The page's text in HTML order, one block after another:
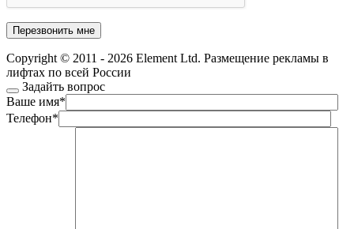
Copyright © 2011 - 2026 Element Ltd. Размещение рекламы в
лифтах по всей России
Задайть вопрос
Ваше имя*
Телефон*